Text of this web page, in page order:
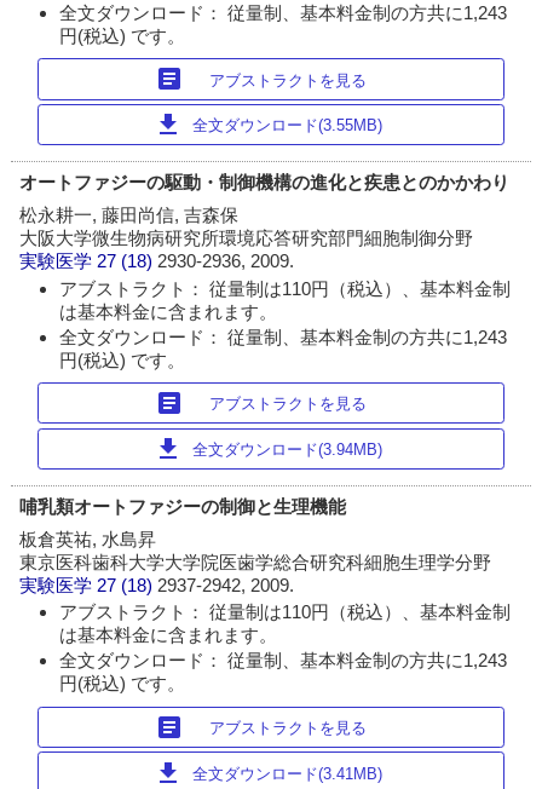
全文ダウンロード： 従量制、基本料金制の方共に1,243
円(税込) です。
article アブストラクトを見る
download 全文ダウンロード(3.55MB)
オートファジーの駆動・制御機構の進化と疾患とのかかわり
松永耕一, 藤田尚信, 吉森保
大阪大学微生物病研究所環境応答研究部門細胞制御分野
実験医学 27 (18) 2930-2936, 2009.
アブストラクト： 従量制は110円（税込）、基本料金制
は基本料金に含まれます。
全文ダウンロード： 従量制、基本料金制の方共に1,243
円(税込) です。
article アブストラクトを見る
download 全文ダウンロード(3.94MB)
哺乳類オートファジーの制御と生理機能
板倉英祐, 水島昇
東京医科歯科大学大学院医歯学総合研究科細胞生理学分野
実験医学 27 (18) 2937-2942, 2009.
アブストラクト： 従量制は110円（税込）、基本料金制
は基本料金に含まれます。
全文ダウンロード： 従量制、基本料金制の方共に1,243
円(税込) です。
article アブストラクトを見る
download 全文ダウンロード(3.41MB)